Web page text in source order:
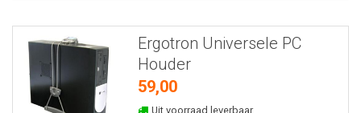
Ergotron Universele PC
Houder
59,00
Uit voorraad leverbaar